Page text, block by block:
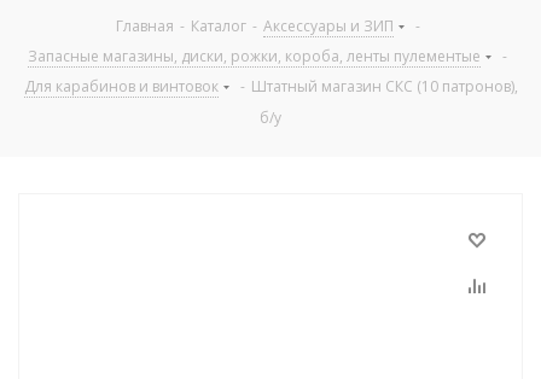
Главная - Каталог - Аксессуары и ЗИП
-
Запасные магазины, диски, рожки, короба, ленты пулементые
-
Для карабинов и винтовок
- Штатный магазин СКС (10 патронов),
б/у